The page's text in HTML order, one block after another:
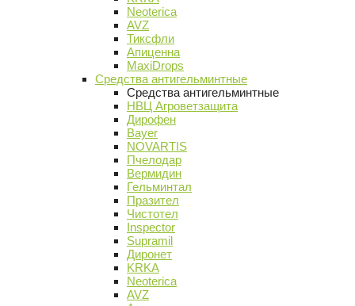
Neoterica
AVZ
Тиксфли
Апиценна
MaxiDrops
Средства антигельминтные
Средства антигельминтные
НВЦ Агроветзащита
Дирофен
Bayer
NOVARTIS
Пчелодар
Вермидин
Гельминтал
Празител
Чистотел
Inspector
Supramil
Диронет
KRKA
Neoterica
AVZ